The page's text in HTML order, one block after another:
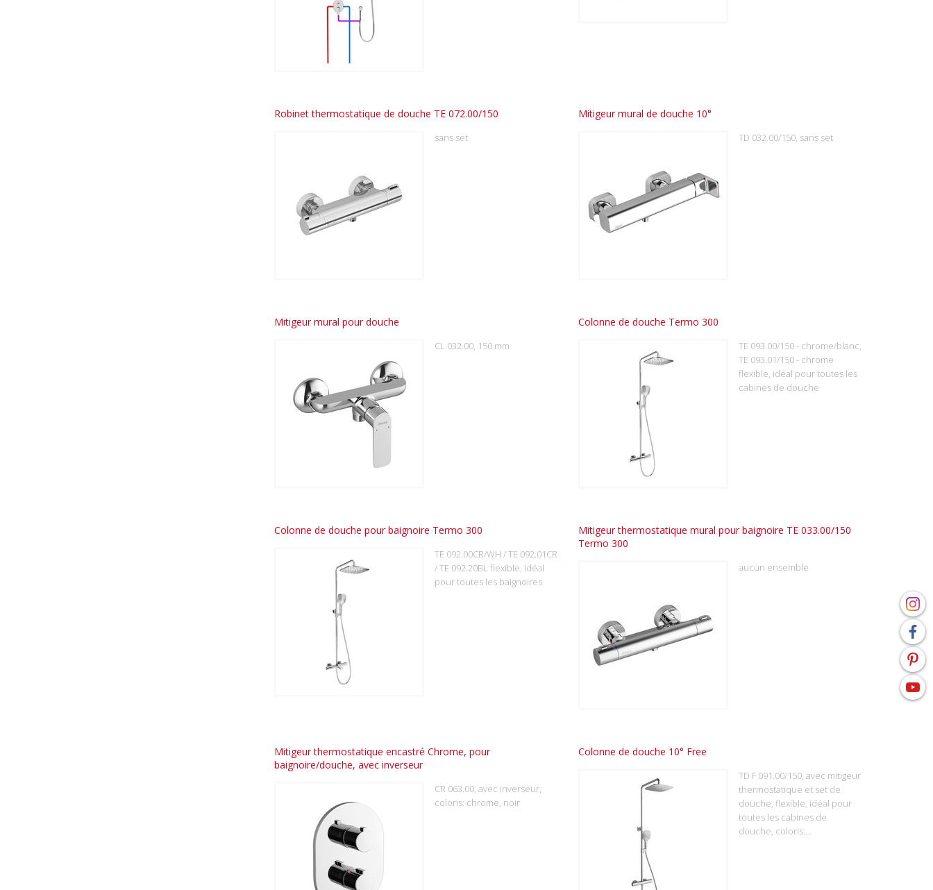
Robinet thermostatique de douche TE 072.00/150
sans set
Mitigeur mural de douche 10°
TD 032.00/150, sans set
Mitigeur mural pour douche
CL 032.00, 150 mm
Colonne de douche Termo 300
TE 093.00/150 - chrome/blanc,
TE 093.01/150 - chrome
flexible, idéal pour toutes les
cabines de douche
Colonne de douche pour baignoire Termo 300
TE 092.00CR/WH / TE 092.01CR
/ TE 092.20BL flexible, idéal
pour toutes les baignoires
Mitigeur thermostatique mural pour baignoire TE 033.00/150
Termo 300
aucun ensemble
Mitigeur thermostatique encastré Chrome, pour
baignoire/douche, avec inverseur
CR 063.00, avec inverseur,
coloris: chrome, noir
Colonne de douche 10° Free
TD F 091.00/150, avec mitigeur
thermostatique et set de
douche, flexible, idéal pour
toutes les cabines de
douche, coloris:…